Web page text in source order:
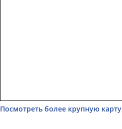
Посмотреть более крупную карту